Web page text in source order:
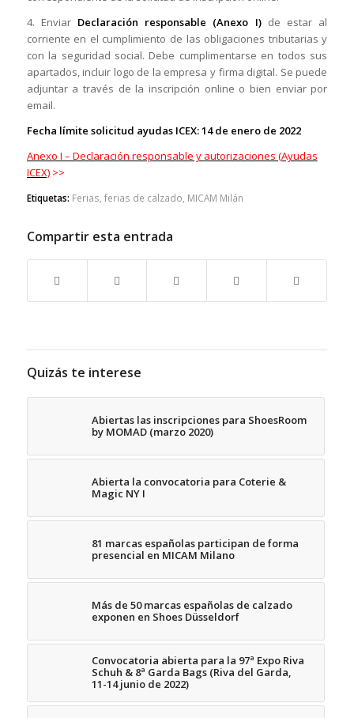
4. Enviar Declaración responsable (Anexo I)de estar al
corriente en el cumplimiento de las obligaciones tributarias y
con la seguridad social. Debe cumplimentarse en todos sus
apartados, incluir logo de la empresa y firma digital. Se puede
adjuntar a través de la inscripción online o bien enviar por
email.
Fecha límite solicitud ayudas ICEX: 14 de enero de 2022
Anexo I – Declaración responsable y autorizaciones (Ayudas
ICEX)>>
Etiquetas: Ferias ferias de calzado MICAM Milán
Compartir esta entrada
Quizás te interese
Abiertas las inscripciones para ShoesRoom
by MOMAD (marzo 2020)
Abierta la convocatoria para Coterie &
Magic NY I
81 marcas españolas participan de forma
presencial en MICAM Milano
Más de 50 marcas españolas de calzado
exponen en Shoes Düsseldorf
Convocatoria abierta para la 97ª Expo Riva
Schuh & 8ª Garda Bags (Riva del Garda,
11-14 junio de 2022)